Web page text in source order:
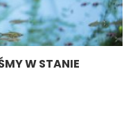
W STANIE